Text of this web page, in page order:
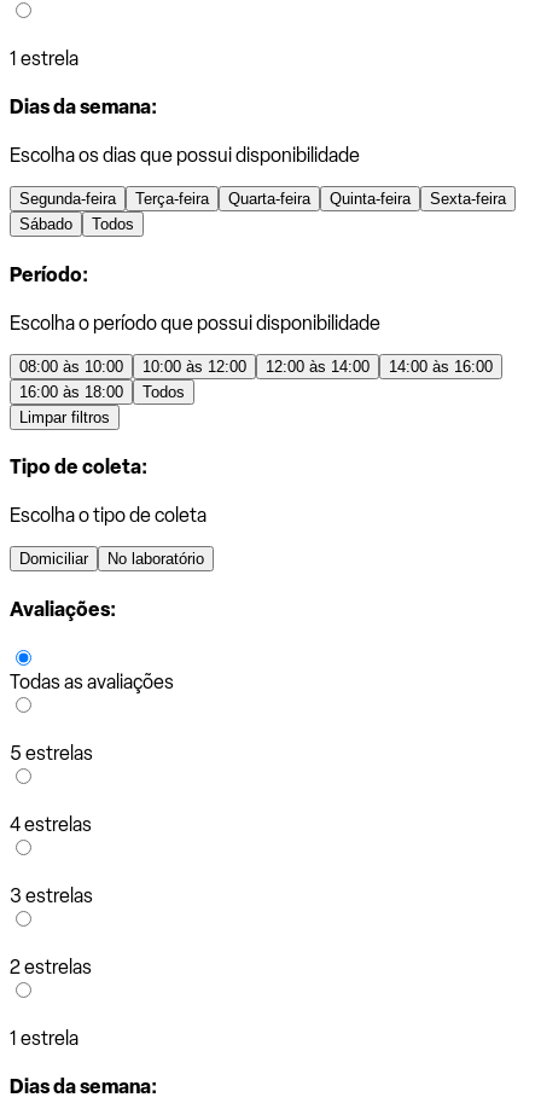
1 estrela
Dias da semana:
Escolha os dias que possui disponibilidade
Segunda-feira Terça-feira Quarta-feira Quinta-feira
Sexta-feira
Sábado
Todos
Período:
Escolha o período que possui disponibilidade
08:00 às 10:00 10:00 às 12:00 12:00 às 14:00
14:00 às 16:00
16:00 às 18:00
Todos
Limpar filtros
Tipo de coleta:
Escolha o tipo de coleta
Domiciliar No laboratório
Avaliações:
Todas as avaliações
5 estrelas
4 estrelas
3 estrelas
2 estrelas
1 estrela
Dias da semana: